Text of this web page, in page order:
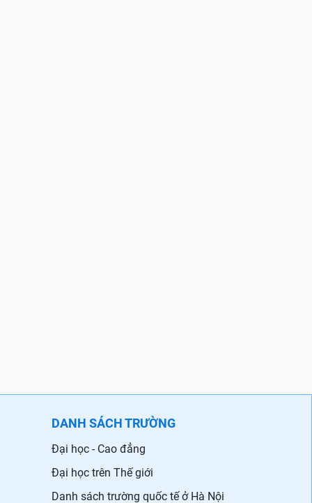
DANH SÁCH TRƯỜNG
Đại học - Cao đẳng
Đại học trên Thế giới
Danh sách trường quốc tế ở Hà Nội